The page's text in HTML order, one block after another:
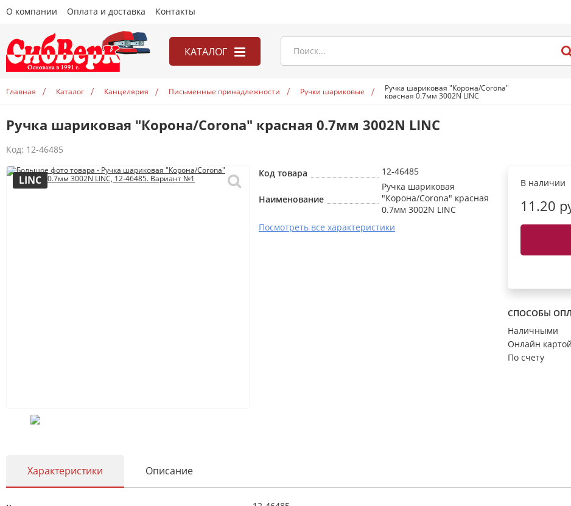
О компании Оплата и доставка Контакты
КАТАЛОГ
Игры
Открытки
Учебники
Главная Каталог Канцелярия Письменные принадлежности Ручки шариковые Ручка шариковая "Корона/Corona"
красная 0.7мм 3002N LINC
Ручка шариковая "Корона/Corona" красная 0.7мм 3002N LINC
Код: 12-46485
LINC
Код товара 12-46485
Наименование
Ручка шариковая
"Корона/Corona" красная
0.7мм 3002N LINC
Посмотреть все характеристики
В наличии
11.20
СПОСОБЫ
Наличными
Онлайн
По счету
Характеристики Описание